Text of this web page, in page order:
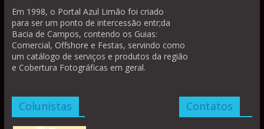
Em 1998, o Portal Azul Limão foi criado
para ser um ponto de intercessão entr;da
Bacia de Campos, contendo os Guias:
Comercial, Offshore e Festas, servindo como
um catálogo de serviços e produtos da região
e Cobertura Fotográficas em geral.
Colunistas Contatos